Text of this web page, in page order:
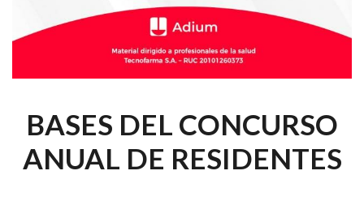
BASES DEL CONCURSO
ANUAL DE RESIDENTES